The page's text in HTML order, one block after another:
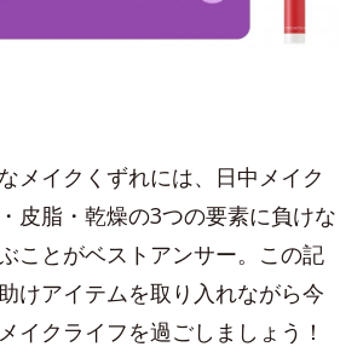
メイクくずれには、日中メイク
皮脂・乾燥の3つの要素に負けな
ことがベストアンサー。この記
けアイテムを取り入れながら今
イクライフを過ごしましょう！